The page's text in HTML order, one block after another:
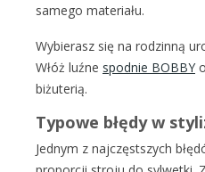
samego materiału.
Wybierasz się na rodzinną
Włóż luźne spodnie BOBBY
biżuterią.
Typowe błędy w
Jednym z najczęstszych